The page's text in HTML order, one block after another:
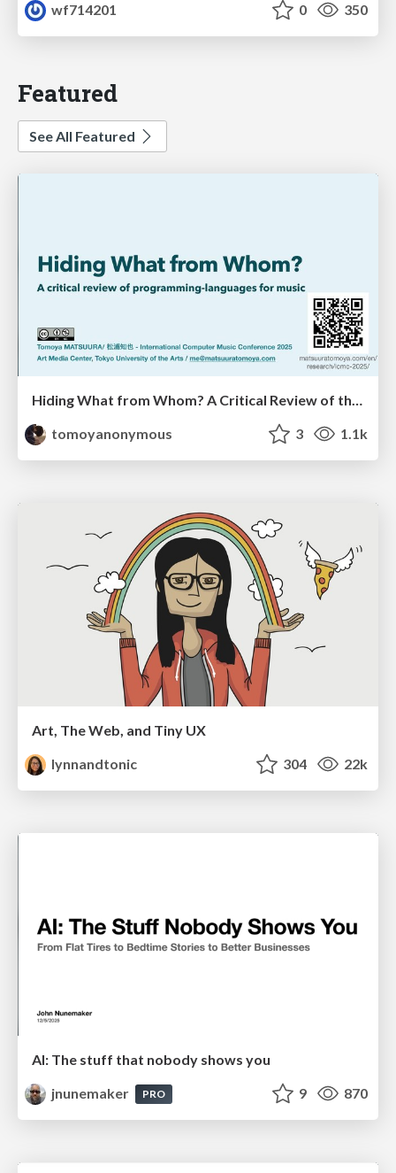
wf714201
0 350
Featured
See All Featured
Hiding What from Whom? A Critical Review of the History of Programming languages for Music
tomoyanonymous
3 1.1k
Art, The Web, and Tiny UX
lynnandtonic
304 22k
AI: The stuff that nobody shows you
jnunemaker
PRO 9 870